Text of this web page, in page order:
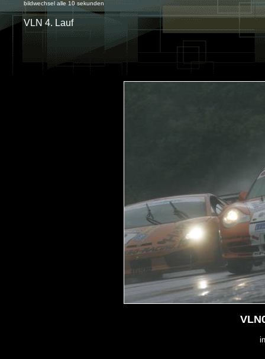
bildwechsel alle 10 sekunden
VLN 4. Lauf